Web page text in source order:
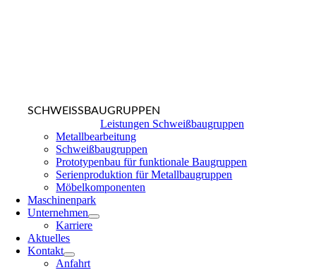
SCHWEISSBAUGRUPPEN
Leistungen Schweißbaugruppen
Metallbearbeitung
Schweißbaugruppen
Prototypenbau für funktionale Baugruppen
Serienproduktion für Metallbaugruppen
Möbelkomponenten
Maschinenpark
Unternehmen
Karriere
Aktuelles
Kontakt
Anfahrt